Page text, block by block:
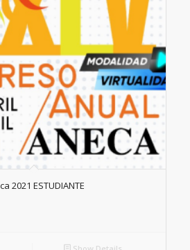
2021 ESTUDIANTE